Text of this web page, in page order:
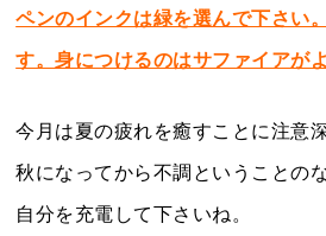
ペンのインクは緑を選んで下さい
す。身につけるのはサファイアが
今月は夏の疲れを癒すことに注意
秋になってから不調ということの
自分を充電して下さいね。